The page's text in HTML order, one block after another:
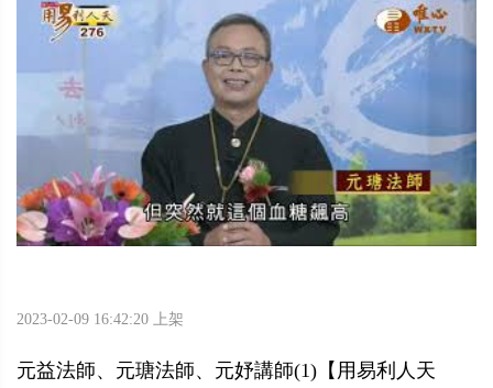
2023-02-09 16:42:20 上架
元益法師、元瑭法師、元妤講師(1)【用易利人天